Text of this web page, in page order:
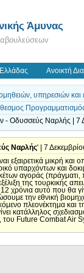
Άμυνας
Ανοικτή
υπηρεσιών και
- Οδυσσεύς Ναρλής | 7
Ναρλής' | 7
εξαιρετικά μικρή
υπαρχόντων και
αγοράς
της τουρκικής
αυτό που θα
την εθνική
πλεονέκτημα
κατάλληλος
Future Combat Air